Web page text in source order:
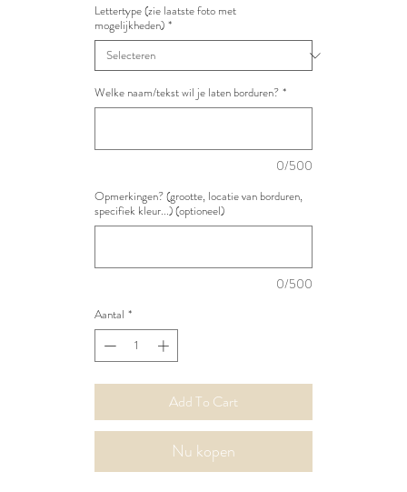
Lettertype (zie laatste foto met
mogelijkheden) *
Welke naam/tekst wil je laten borduren? *
0/500
Opmerkingen? (grootte, locatie van borduren,
specifiek kleur...) (optioneel)
0/500
Aantal *
Add To Cart
Nu kopen